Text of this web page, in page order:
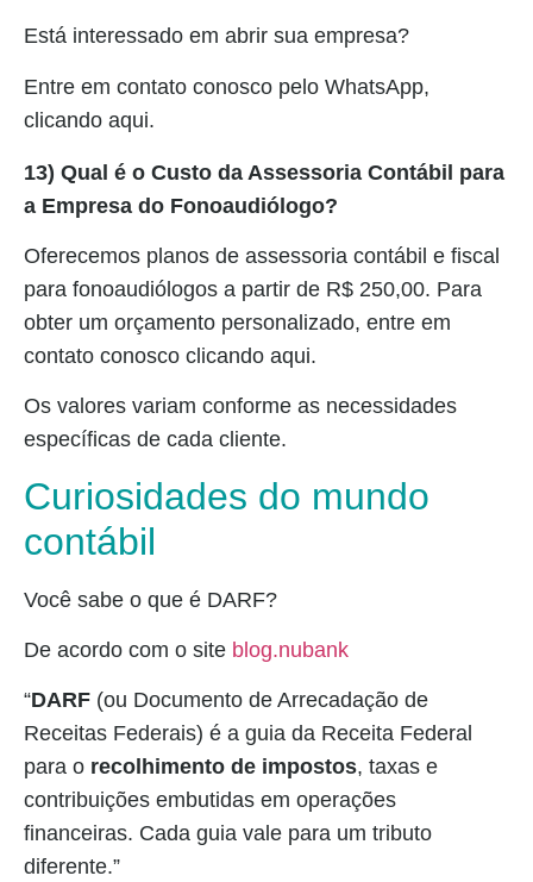
Está interessado em abrir sua empresa?
Entre em contato conosco pelo WhatsApp,
clicando aqui.
13) Qual é o Custo da Assessoria Contábil para
a Empresa do Fonoaudiólogo?
Oferecemos planos de assessoria contábil e fiscal
para fonoaudiólogos a partir de R$ 250,00. Para
obter um orçamento personalizado, entre em
contato conosco clicando aqui.
Os valores variam conforme as necessidades
específicas de cada cliente.
Curiosidades do mundo
contábil
Você sabe o que é DARF?
De acordo com o site blog.nubank
“DARF (ou Documento de Arrecadação de
Receitas Federais) é a guia da Receita Federal
para o recolhimento de impostos, taxas e
contribuições embutidas em operações
financeiras. Cada guia vale para um tributo
diferente.”